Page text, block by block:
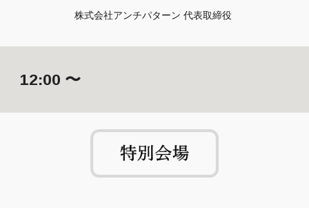
株式会社アンチパターン 代表取締役
12:00 〜